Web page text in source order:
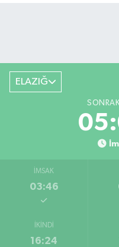
ELAZIĞ
İMSAK
03:46
İKINDI
16:24